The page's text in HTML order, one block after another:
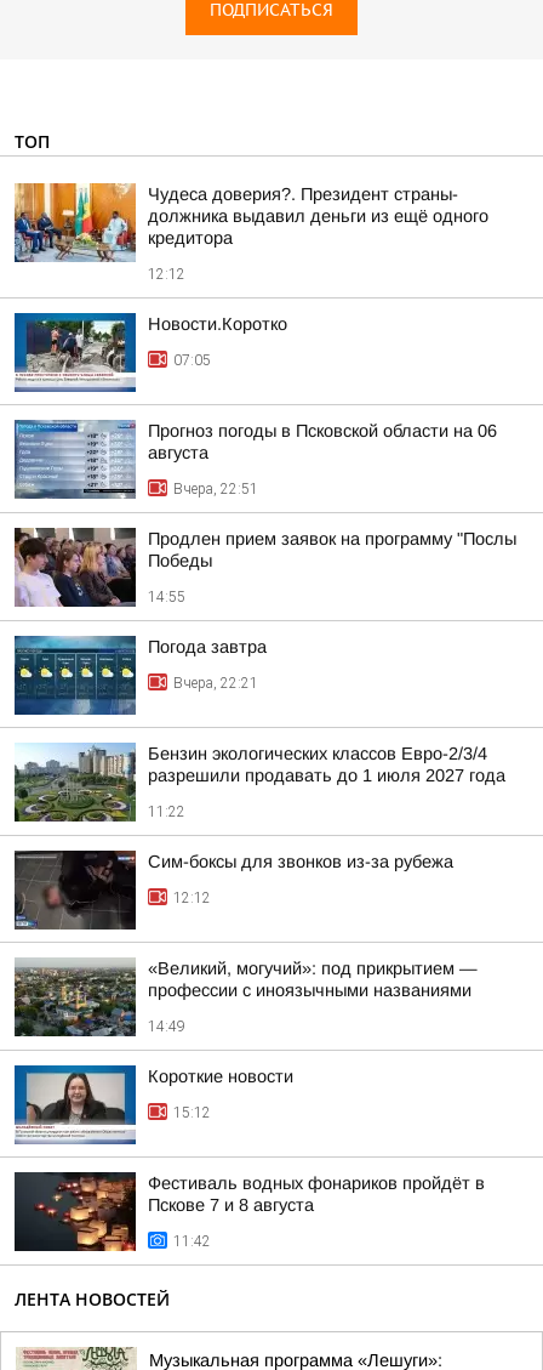
ПОДПИСАТЬСЯ
ТОП
Чудеса доверия?. Президент страны-
должника выдавил деньги из ещё одного
кредитора
12:12
Новости.Коротко
07:05
Прогноз погоды в Псковской области на 06
августа
Вчера, 22:51
Продлен прием заявок на программу "Послы
Победы
14:55
Погода завтра
Вчера, 22:21
Бензин экологических классов Евро-2/3/4
разрешили продавать до 1 июля 2027 года
11:22
Сим-боксы для звонков из-за рубежа
12:12
«Великий, могучий»: под прикрытием —
профессии с иноязычными названиями
14:49
Короткие новости
15:12
Фестиваль водных фонариков пройдёт в
Пскове 7 и 8 августа
11:42
ЛЕНТА НОВОСТЕЙ
Музыкальная программа «Лешуги»: